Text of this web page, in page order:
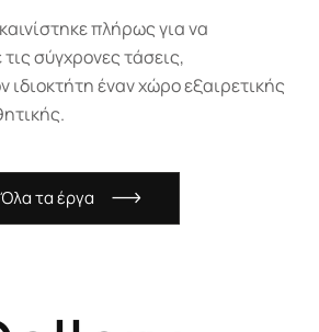
πλήρως για να
σύγχρονες τάσεις,
έναν χώρο εξαιρετικής
Όλαταέργα